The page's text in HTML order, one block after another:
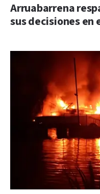
Arruabarrena
sus decisiones en